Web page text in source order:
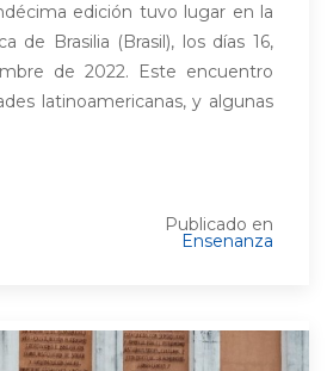
edición tuvo lugar en la
de Brasilia (Brasil), los días 16,
de 2022. Este encuentro
latinoamericanas, y algunas
Publicado en
Ensenanza